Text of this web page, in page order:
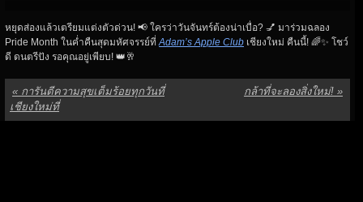
หยุดส่องแล้วเตรียมแต่งตัวด่วน! 📢 ใครว่าวันจันทร์ต้องน่าเบื่อ? 💅 มาร่วมฉลอง
Pride Month ในค่ำคืนสุดมหัศจรรย์ที่Adam’s Apple Club เชียงใหม่ คืนนี้! 🌈✨ โชว์
ดี ดนตรีปัง รอคุณอยู่เพียบ! 👑🥂
« การันตีความสุขเต็มร้อยทุกวันที่
เชียงใหม่ที่
กล้าที่จะลองสิ่งใหม่! »